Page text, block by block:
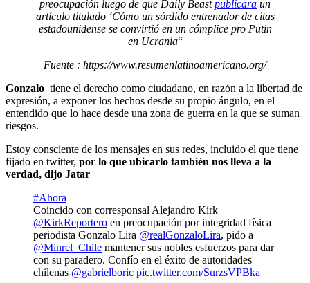
preocupación luego de que Daily Beastpublicara un
artículo titulado ‘Cómo un sórdido entrenador de citas
estadounidense se convirtió en un cómplice pro Putin
en Ucrania“
Fuente : https://www.resumenlatinoamericano.org/
Gonzalo tiene el derecho como ciudadano, en razón a la libertad de
expresión, a exponer los hechos desde su propio ángulo, en el
entendido que lo hace desde una zona de guerra en la que se suman
riesgos.
Estoy consciente de los mensajes en sus redes, incluido el que tiene
fijado en twitter, por lo que ubicarlo también nos lleva a la
verdad, dijo Jatar
#Ahora
Coincido con corresponsal Alejandro Kirk
@KirkReportero en preocupación por integridad física
periodista Gonzalo Lira @realGonzaloLira, pido a
@Minrel_Chile mantener sus nobles esfuerzos para dar
con su paradero. Confío en el éxito de autoridades
chilenas @gabrielboric pic.twitter.com/SurzsVPBka